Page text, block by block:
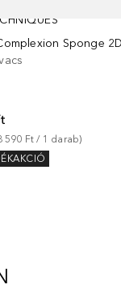
Sponge
590 Ft / 1 darab)